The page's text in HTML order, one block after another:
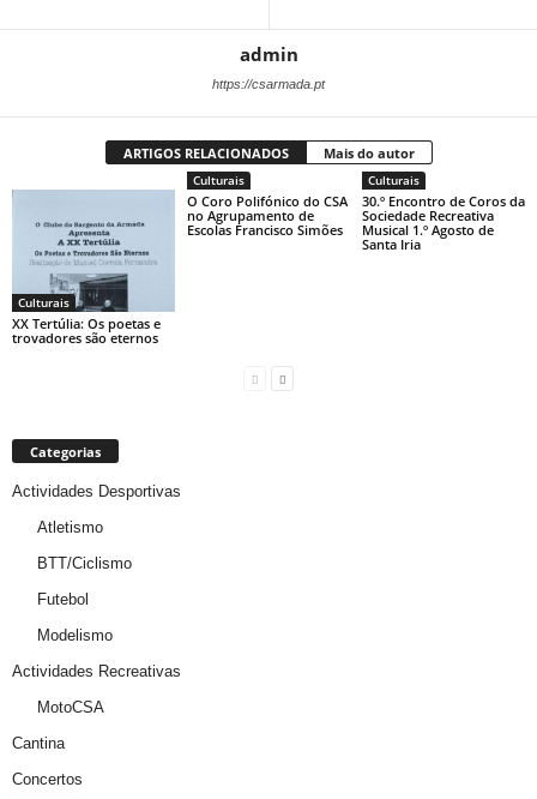
admin
https://csarmada.pt
ARTIGOS RELACIONADOS Mais do autor
Culturais
XX Tertúlia: Os poetas e
trovadores são eternos
Culturais
O Coro Polifónico do CSA
no Agrupamento de
Escolas Francisco Simões
Culturais
30.º Encontro de Coros da
Sociedade Recreativa
Musical 1.º Agosto de
Santa Iria
Categorias
Actividades Desportivas
Atletismo
BTT/Ciclismo
Futebol
Modelismo
Actividades Recreativas
MotoCSA
Cantina
Concertos